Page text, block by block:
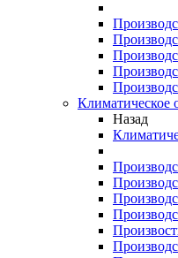
Климатическое
Назад